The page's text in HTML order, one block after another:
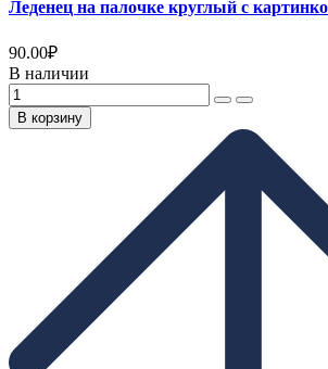
Леденец на палочке круглый с
90.00₽
В наличии
В корзину